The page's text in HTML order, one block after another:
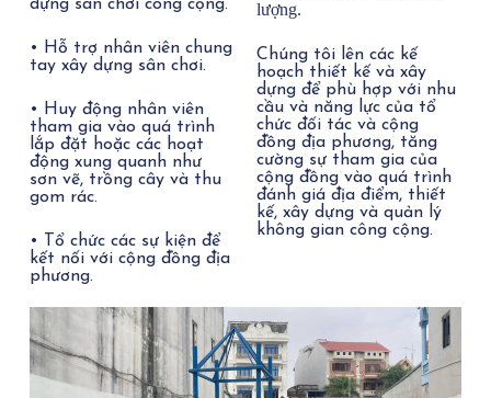
dựng sân chơi công cộng.
•
Hỗ trợ nhân viên chung
tay xây dựng sân chơi.
•
Huy động nhân viên
tham gia vào quá trình
lắp đặt hoặc các hoạt
động xung quanh như
sơn vẽ, trồng cây và thu
gom rác.
•
Tổ chức các sự kiện để
kết nối với cộng đồng địa
phương.
lượng.
Chúng tôi lên các kế
hoạch thiết kế và xây
dựng để phù hợp với nhu
cầu và năng lực của tổ
chức đối tác và cộng
đồng địa phương, tăng
cường sự tham gia của
cộng đồng vào quá trình
đánh giá địa điểm, thiết
kế, xây dựng và quản lý
không gian công cộng.